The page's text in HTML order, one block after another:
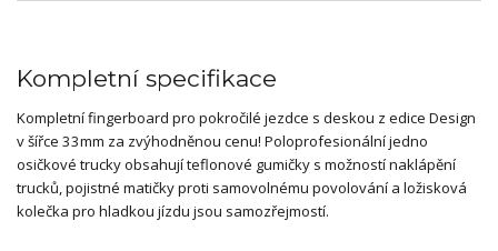
Kompletní specifikace
Kompletní fingerboard pro pokročilé jezdce s deskou z edice Design
v šířce 33mm za zvýhodněnou cenu! Poloprofesionální jedno
osičkové trucky obsahují teflonové gumičky s možností naklápění
trucků, pojistné matičky proti samovolnému povolování a ložisková
kolečka pro hladkou jízdu jsou samozřejmostí.